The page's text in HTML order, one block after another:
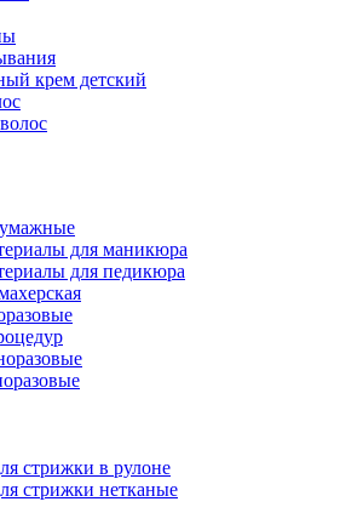
крем детский
для маникюра
для педикюра
стрижки в рулоне
стрижки нетканые